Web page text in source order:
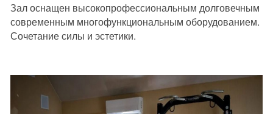
Зал оснащен высокопрофессиональным долговечным
современным многофункциональным оборудованием.
Сочетание силы и эстетики.